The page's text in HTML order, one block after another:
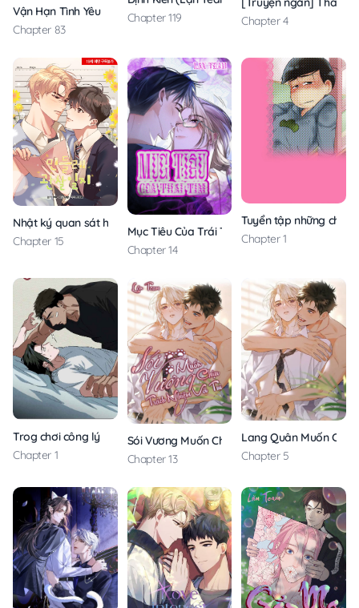
Vận Hạn Tình Yêu
Chapter 83
Chapter 119
Chapter 4
Nhật ký quan sát hoa bồ công anh
Chapter 15
Mục Tiêu Của Trái Tim
Chapter 14
Tuyển tập những
Chapter 1
Trog chơi công lý
Chapter 1
Sói Vương Muốn Chịu Trách Nhiệm Với Tui
Chapter 13
Lang Quân Muốn Chịu
Chapter 5